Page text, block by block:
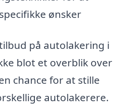
ønsker
på autolakering i
blot et overblik over
chance for at stille
autolakerere.